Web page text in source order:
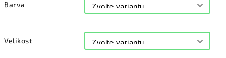
Barva
Velikost